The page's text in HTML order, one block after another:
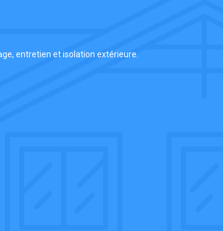
entretien et isolation extérieure.